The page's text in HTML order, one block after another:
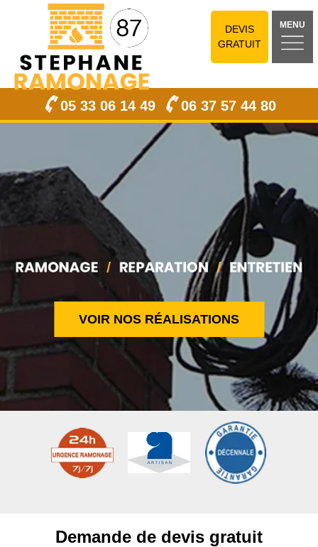
DEVIS
GRATUIT
MENU
05 33 06 14 49 06 37 57 44 80
VOIR NOS RÉALISATIONS
Demande de devis gratuit